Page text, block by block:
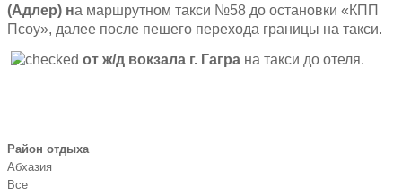
(Адлер) на маршрутном такси №58 до остановки «КПП
Псоу», далее после пешего перехода границы на такси.
от ж/д вокзала г. Гагра на такси до отеля.
Район отдыха
Абхазия
Все